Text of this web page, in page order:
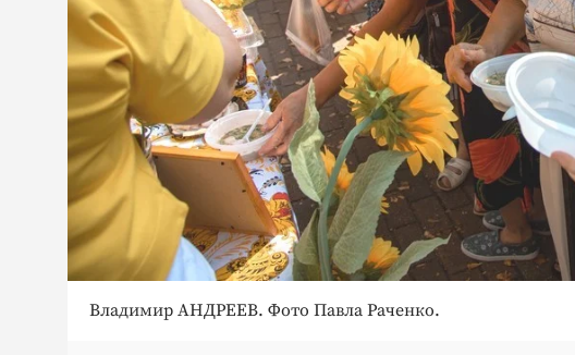
Владимир АНДРЕЕВ. Фото Павла Раченко.